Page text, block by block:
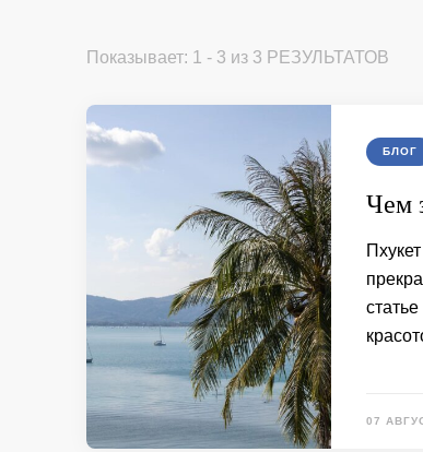
Показывает: 1 - 3 из 3 РЕЗУЛЬТАТОВ
БЛОГ
Чем
07